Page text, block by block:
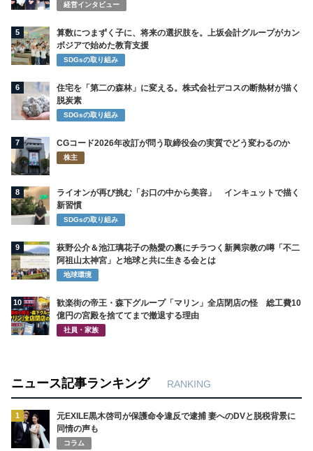
経営インタビュー
5
算数につまずく子に、将来の選択肢を。上坂会計グループがカン
ボジアで始めた教育支援
SDGsの取り組み
6
住宅を「第二の森林」に変える。株式会社デコスの断熱材が描く
脱炭素
SDGsの取り組み
7 CGコード2026年改訂が問う取締役会の実質でどう変わるのか
株主
8
ライオンが再び挑む「お口の中から美容」 インキュットで描く
新習慣
SDGsの取り組み
9
萩野公介＆池江璃花子の熱愛の裏にチラつく新興宗教の噂「不二
阿祖山太神宮」と地球と共に生きる会とは
地球環境
10
歓楽街の帝王・森下グループ「マリン」全店閉店の怪 総工費10
億円の宮殿を捨ててまで撤退する理由
社員・家族
ニュース記事ランキング RANKING
1
元EXILE黒木啓司が保護命令違反で逮捕 妻へのDVと脱税背景に
同情の声も
コラム